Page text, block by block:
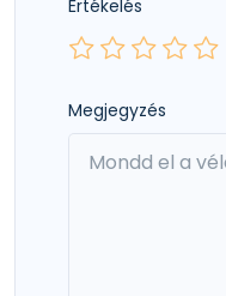
Értékelés
Megjegyzés